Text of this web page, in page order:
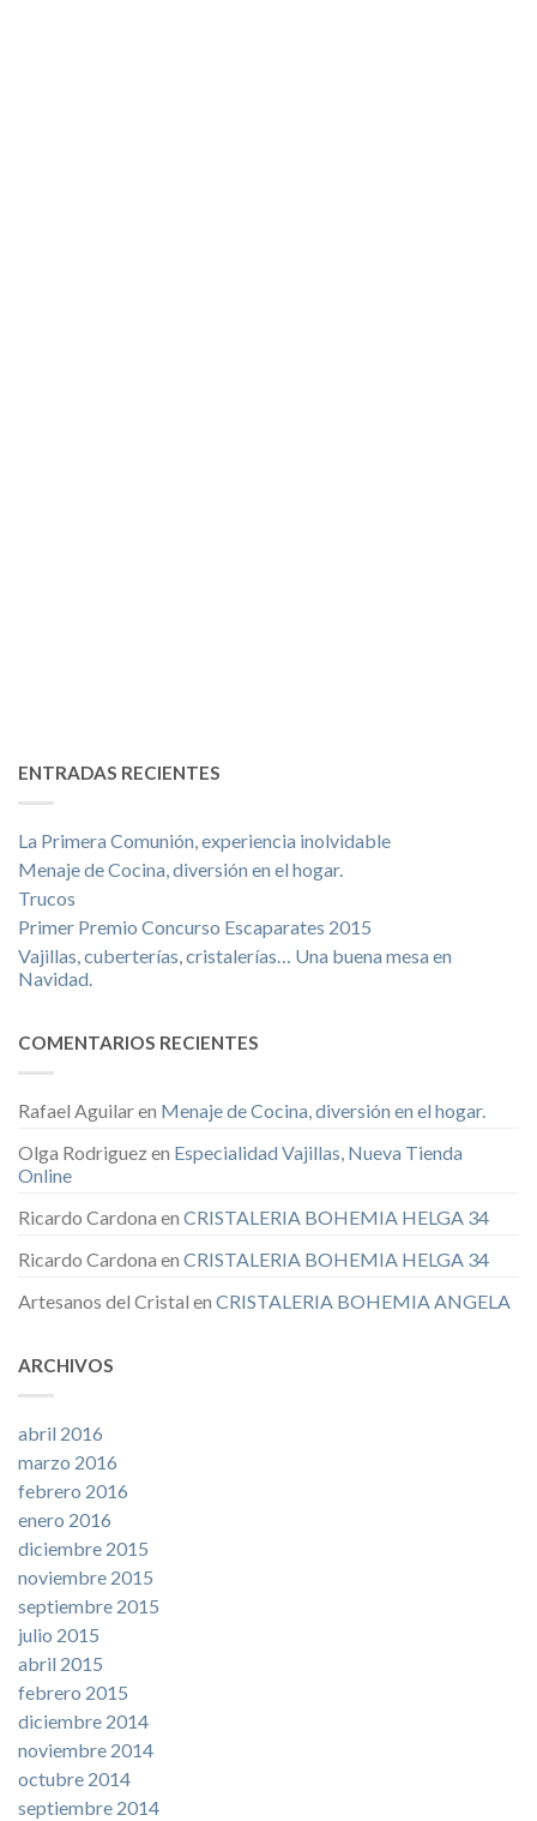
ENTRADAS RECIENTES
La Primera Comunión, experiencia inolvidable
Menaje de Cocina, diversión en el hogar.
Trucos
Primer Premio Concurso Escaparates 2015
Vajillas, cuberterías, cristalerías… Una buena mesa en
Navidad.
COMENTARIOS RECIENTES
Rafael Aguilaren Menaje de Cocina, diversión en el hogar.
Olga Rodriguez en Especialidad Vajillas, Nueva Tienda
Online
Ricardo Cardona en CRISTALERIA BOHEMIA HELGA 34
Ricardo Cardona en CRISTALERIA BOHEMIA HELGA 34
Artesanos del Cristal en CRISTALERIA BOHEMIA ANGELA
ARCHIVOS
abril 2016
marzo 2016
febrero 2016
enero 2016
diciembre 2015
noviembre 2015
septiembre 2015
julio 2015
abril 2015
febrero 2015
diciembre 2014
noviembre 2014
octubre 2014
septiembre 2014